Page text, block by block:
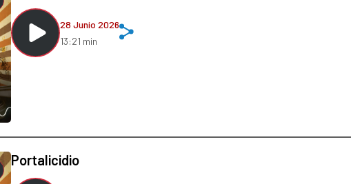
28 Junio 2026
13:21 min
Portalicidio